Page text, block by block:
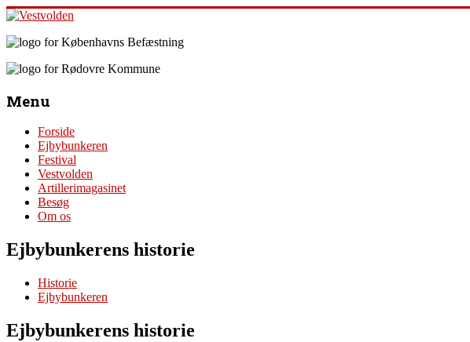
Skip
content
Vestvolden
Velkommen
Oplevelsescenter
Menu
Forside
Ejbybunkeren
Festival
Vestvolden
Artillerimagasinet
Besøg
Om os
Ejbybunkerens historie
Historie
Ejbybunkeren
Ejbybunkerens historie